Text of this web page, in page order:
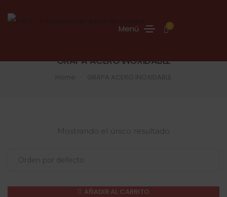
Menú 0
GRAPA ACERO INOXIDABLE
Mostrando el único resultado
AÑADIR AL CARRITO